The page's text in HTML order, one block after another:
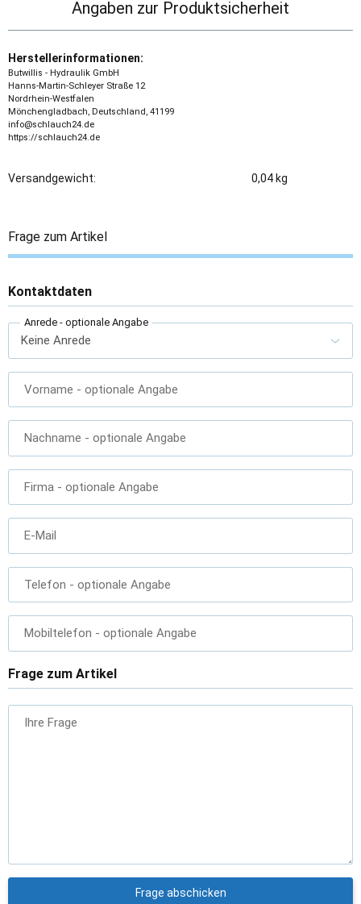
Angaben zur Produktsicherheit
Herstellerinformationen:
Butwillis - Hydraulik GmbH
Hanns-Martin-Schleyer Straße 12
Nordrhein-Westfalen
Mönchengladbach, Deutschland, 41199
info@schlauch24.de
https://schlauch24.de
Versandgewicht: 0,04 kg
Frage zum Artikel
Kontaktdaten
Anrede - optionale Angabe
Vorname - optionale Angabe
Nachname - optionale Angabe
Firma - optionale Angabe
E-Mail
Telefon - optionale Angabe
Mobiltelefon - optionale Angabe
Frage zum Artikel
Ihre Frage
Frage abschicken